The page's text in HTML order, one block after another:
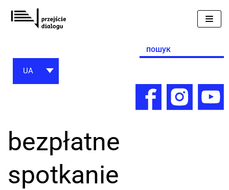
Перейти
до
Search
for:
UA
bezpłatne
spotkanie